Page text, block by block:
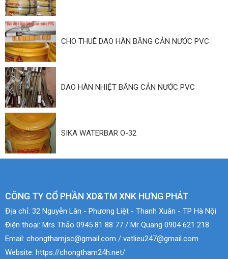
CHO THUÊ DAO HÀN BĂNG CẢN NƯỚC PVC
DAO HÀN NHIỆT BĂNG CẢN NƯỚC PVC
SIKA WATERBAR O-32
CÔNG TY CỔ PHẦN XD&TM XNK HƯNG PHÁT
Địa chỉ: 32 Nguyễn Lân - Phương Liệt - Thanh Xuân - TP Hà Nội
Điện thoại: Mrs Thảo 0945 81 88 77 / Mr Quang 0904 621 218
Email: chongthamjsc@gmail.com / vatlieu247@gmail.com
Website: https://chongtham24h.net/